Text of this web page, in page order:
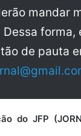
mandar
de pauta
JFP